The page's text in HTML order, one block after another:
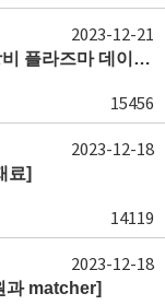
AP plasma 공정 관련 문의 [OES 활용 장비 플라즈마 데이터 분석]
15456
2023-12-21
료]
14119
2023-12-18
과 matcher]
2023-12-18